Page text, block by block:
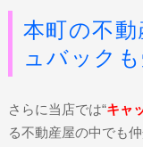
本町の不
ュバック
さらに当店では“キャ
る不動産屋の中でも